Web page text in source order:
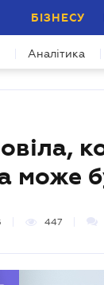
БІЗНЕСУ
Аналітика
може
447